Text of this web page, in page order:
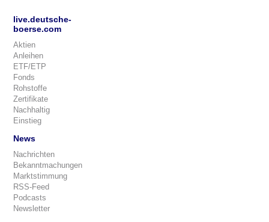
live.deutsche-
boerse.com
Aktien
Anleihen
ETF/ETP
Fonds
Rohstoffe
Zertifikate
Nachhaltig
Einstieg
News
Nachrichten
Bekanntmachungen
Marktstimmung
RSS-Feed
Podcasts
Newsletter